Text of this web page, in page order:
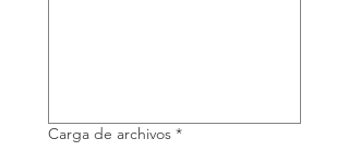
Carga de archivos *